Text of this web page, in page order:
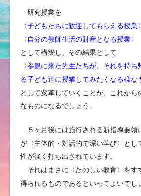
研究授業を
〈子どもたちに歓迎してもらえる授業〉
〈自分の教師生活の財産となる授業〉
として構築し、その結果として
〈参観に来た先生たちが、それを持
る子ども達に授業してみたくなる様な
として変革していくことが、これから
なものになるでしょう。
５ヶ月後には施行される新指導要領
が〈主体的・対話的で深い学び〉とし
性が強く打ち出されています。
それはまさに〈たのしい教育〉をす
得られるものであるといってよいでし